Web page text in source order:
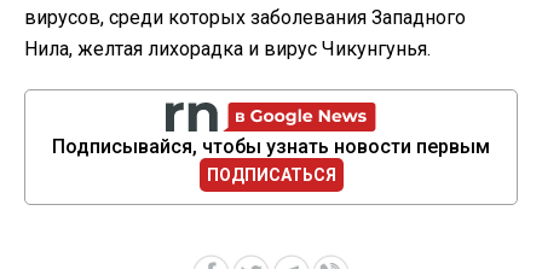
вирусов, среди которых заболевания Западного
Нила, желтая лихорадка и вирус Чикунгунья.
Подписывайся, чтобы узнать новости первым
ПОДПИСАТЬСЯ